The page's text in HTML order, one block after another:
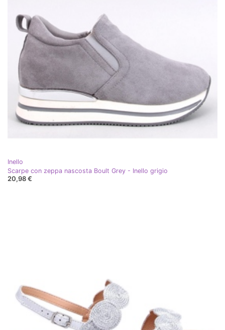
Inello
Scarpe con zeppa nascosta Boult Grey - Inello grigio
20,98 €